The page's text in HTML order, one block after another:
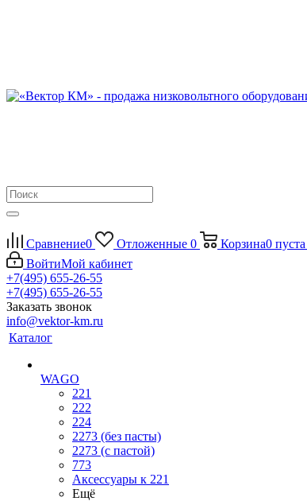
Сравнение0 Отложенные 0 Корзина0 пуста
ВойтиМой кабинет
+7(495) 655-26-55
+7(495) 655-26-55
Заказать звонок
info@vektor-km.ru
Каталог
WAGO
221
222
224
2273 (без пасты)
2273 (с пастой)
773
Аксессуары к 221
Ещё